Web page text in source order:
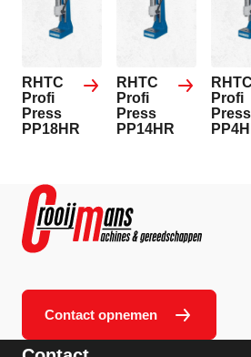
RHTC
Profi
Press
PP18HR
RHTC
Profi
Press
PP14HR
RHTC
Profi
Press
Contact opnemen